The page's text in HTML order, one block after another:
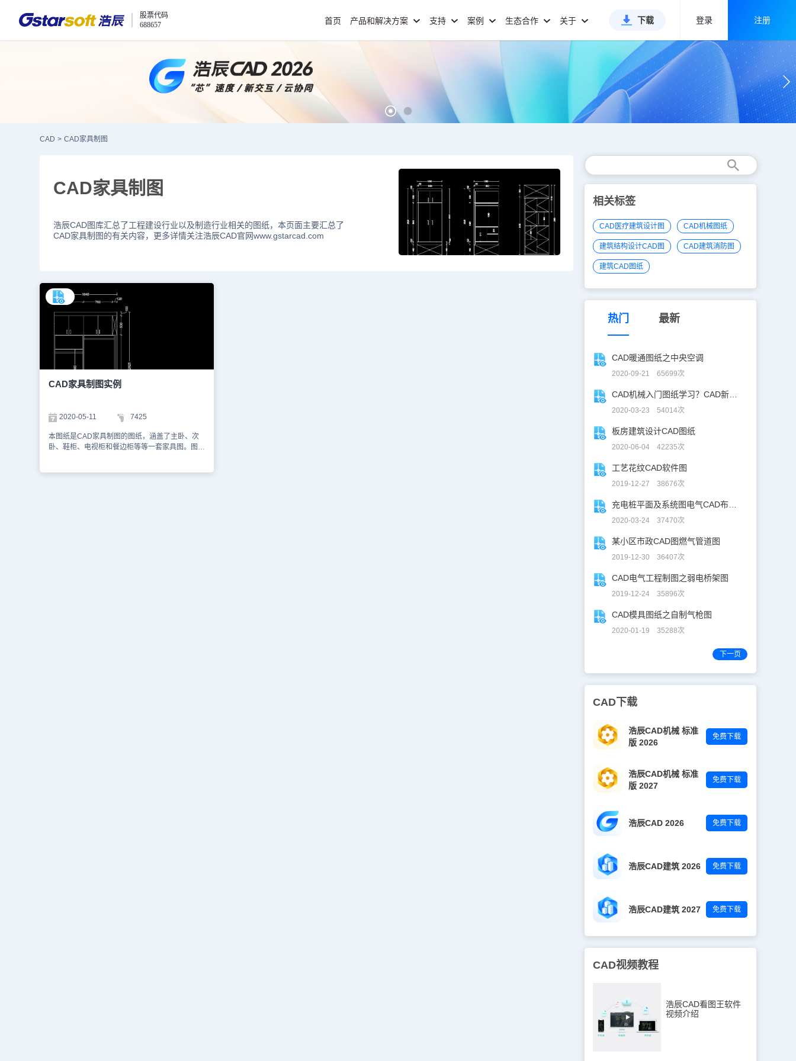
股票代码
688657
首页 产品和解决方案 支持 案例 生态合作 关于 下载 登录 注册
CAD > CAD家具制图
CAD家具制图
浩辰CAD图库汇总了工程建设行业以及制造行业相关的图纸，本页面主要汇总了
CAD家具制图的有关内容，更多详情关注浩辰CAD官网www.gstarcad.com
CAD家具制图实例
2020-05-11 7425
本图纸是CAD家具制图的图纸，涵盖了主卧、次
卧、鞋柜、电视柜和餐边柜等等一套家具图。图纸
相关标签
CAD医疗建筑设计图 CAD机械图纸
建筑结构设计CAD图 CAD建筑消防图
建筑CAD图纸
热门 最新
CAD暖通图纸之中央空调
2020-09-21 65699次
2020-03-23 54014次
板房建筑设计CAD图纸
2020-06-04 42235次
工艺花纹CAD软件图
2019-12-27 38676次
2020-03-24 37470次
某小区市政CAD图燃气管道图
2019-12-30 36407次
CAD电气工程制图之弱电桥架图
2019-12-24 35896次
CAD模具图纸之自制气枪图
2020-01-19 35288次
下一页
CAD下载
浩辰CAD机械 标准
版 2026
免费下载
浩辰CAD机械 标准
版 2027
免费下载
浩辰CAD 2026 免费下载
浩辰CAD建筑 2026 免费下载
浩辰CAD建筑 2027 免费下载
CAD视频教程
浩辰CAD看图王软件
视频介绍